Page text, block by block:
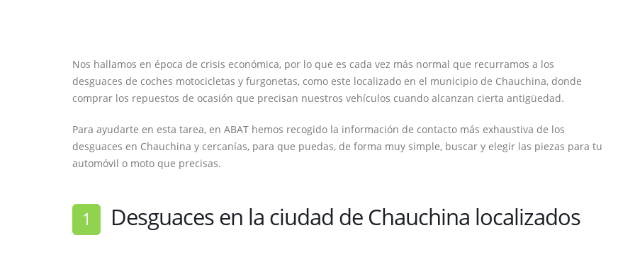
Nos hallamos en época de crisis económica, por lo que es cada vez más normal que recurramos a los
desguaces de coches motocicletas y furgonetas, como este localizado en el municipio de Chauchina, donde
comprar los repuestos de ocasión que precisan nuestros vehículos cuando alcanzan cierta antigüedad.
Para ayudarte en esta tarea, en ABAT hemos recogido la información de contacto más exhaustiva de los
desguaces en Chauchina y cercanías, para que puedas, de forma muy simple, buscar y elegir las piezas para tu
automóvil o moto que precisas.
1 Desguaces en la ciudad de Chauchina localizados